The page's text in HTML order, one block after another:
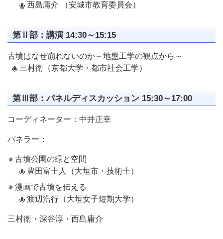
西島庸介 （安城市教育委員会）
第Ⅱ部：講演 14:30～15:15
古墳はなぜ崩れないのか～地盤工学の観点から～
三村衛（京都大学・都市社会工学）
第Ⅲ部：パネルディスカッション 15:30～17:00
コーディネーター：中井正幸
パネラー：
古墳公園の緑と空間
豊田富士人（大垣市・技術士）
漫画で古墳を伝える
渡辺浩行（大垣女子短期大学）
三村衛・深谷淳・西島庸介